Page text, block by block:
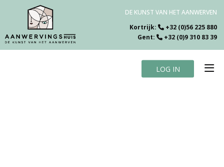
DE KUNST VAN HET AANWERVEN
Kortrijk:
+32 (0)56 225 880
Gent:
+32 (0)9 310 83 39
LOG IN